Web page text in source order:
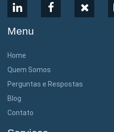
LinkedInFacebook
Menu
Home
Quem Somos
Perguntas e Respostas
Blog
Contato